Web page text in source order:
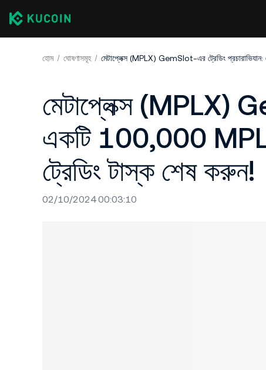
হোম ঘোষণাসমূহ
মেটাপ্লেক্স (MPLX)
একটি 100,000
ট্রেডিং টাস্ক শেষ করুন!
02/10/2024 00:03:10